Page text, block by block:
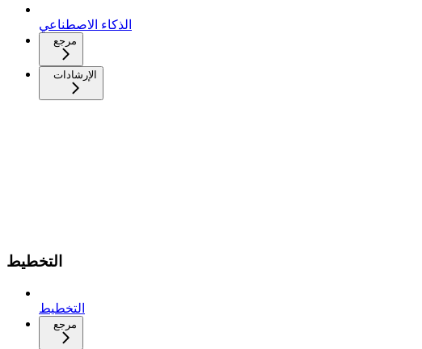
الذكاء الاصطناعي
مرجع
الإرشادات
التخطيط
التخطيط
مرجع